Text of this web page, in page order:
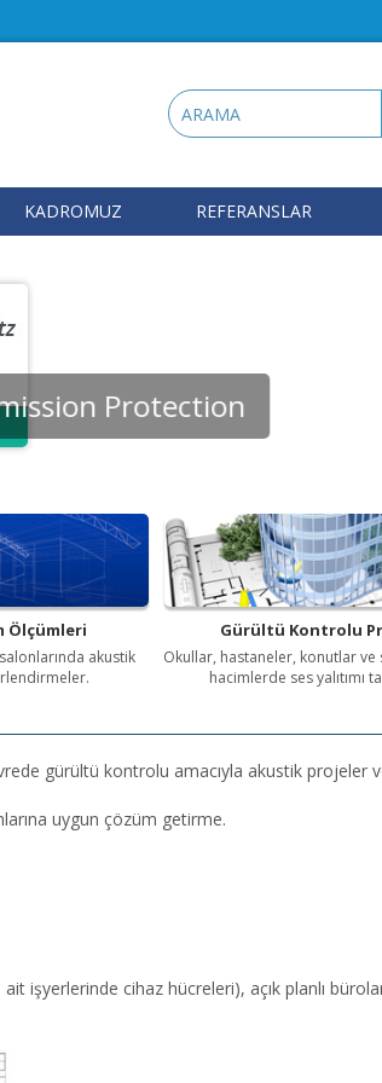
KADROMUZ REFERANSLAR
Protection
Ölçümleri
akustik
Gürültü Kontrolu
Okullar, hastaneler, konutlar ve
hacimlerde ses yalıtımı
gürültü kontrolu amacıyla akustik projeler
uygun çözüm getirme.
işyerlerinde cihaz hücreleri), açık planlı